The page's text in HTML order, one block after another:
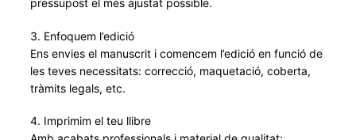
3. Enfoquem l’edició
Ens envies el manuscrit i comencem l’edició en funció de
les teves necessitats: correcció, maquetació, coberta,
tràmits legals, etc.
4. Imprimim el teu llibre